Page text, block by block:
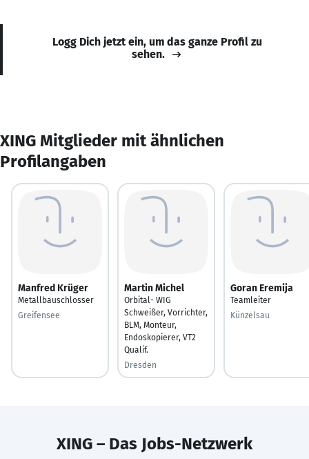
Logg Dich jetzt ein, um das ganze Profil zu
sehen.
XING Mitglieder mit ähnlichen
Profilangaben
Manfred Krüger
Metallbauschlosser
Greifensee
Martin Michel
Orbital- WIG
Schweißer, Vorrichter,
BLM, Monteur,
Endoskopierer, VT2
Qualif.
Dresden
Goran Eremija
Teamleiter
Künzelsau
XING – Das Jobs-Netzwerk